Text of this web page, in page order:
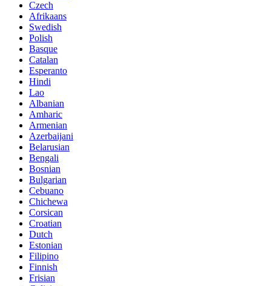
Czech
Afrikaans
Swedish
Polish
Basque
Catalan
Esperanto
Hindi
Lao
Albanian
Amharic
Armenian
Azerbaijani
Belarusian
Bengali
Bosnian
Bulgarian
Cebuano
Chichewa
Corsican
Croatian
Dutch
Estonian
Filipino
Finnish
Frisian